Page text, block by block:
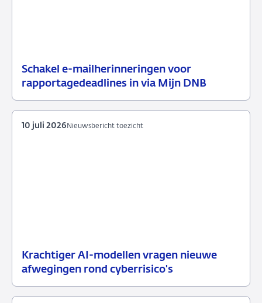
Schakel e-mailherinneringen voor
rapportagedeadlines in via Mijn DNB
21
Nieuwsbericht
Krachtiger AI-modellen vragen nieuwe
afwegingen rond cyberrisico's
10
Nieuwsbericht
Nieuwsbericht toezicht
10 juli 2026